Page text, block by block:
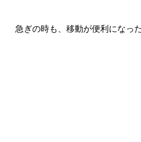
急ぎの時も、移動が便利になっ